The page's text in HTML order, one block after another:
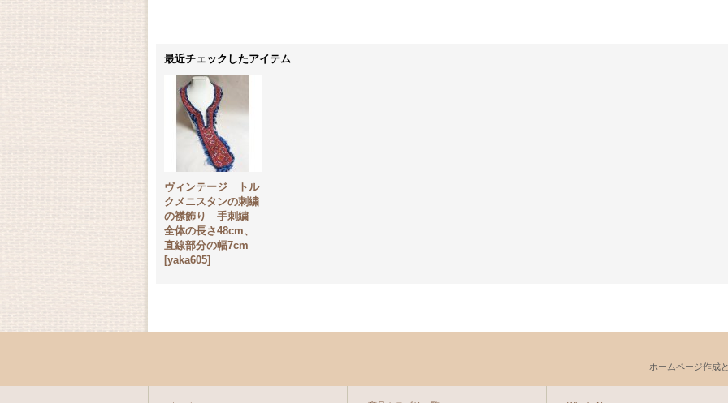
最近チェックしたアイテム
ヴィンテージ トル
クメニスタンの刺繍
の襟飾り 手刺繍
全体の長さ48cm、
直線部分の幅7cm
[yaka605]
ホームページ作成